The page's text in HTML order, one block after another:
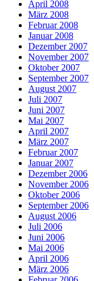
April 2008
März 2008
Februar 2008
Januar 2008
Dezember 2007
November 2007
Oktober 2007
September 2007
August 2007
Juli 2007
Juni 2007
Mai 2007
April 2007
März 2007
Februar 2007
Januar 2007
Dezember 2006
November 2006
Oktober 2006
September 2006
August 2006
Juli 2006
Juni 2006
Mai 2006
April 2006
März 2006